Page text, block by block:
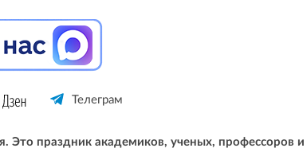
Телеграм
Это праздник академиков, ученых, профессоров и